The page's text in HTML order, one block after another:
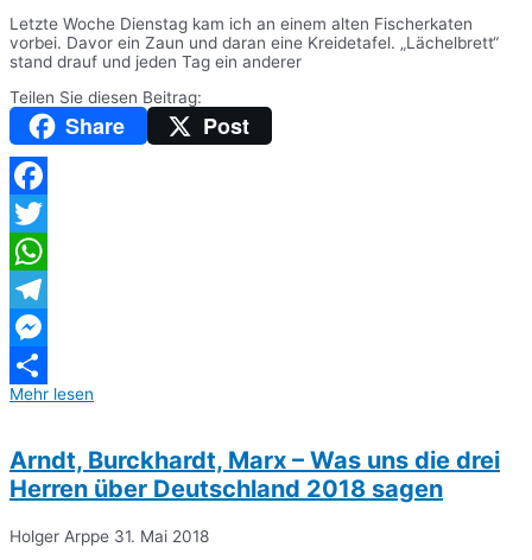
Letzte Woche Dienstag kam ich an einem alten Fischerkaten
vorbei. Davor ein Zaun und daran eine Kreidetafel. „Lächelbrett“
stand drauf und jeden Tag ein anderer
Teilen Sie diesen Beitrag:
Share Post
Facebook
Twitter
WhatsApp
Telegram
Messenger
Teilen
Mehr lesen
Arndt, Burckhardt, Marx – Was uns die drei
Herren über Deutschland 2018 sagen
Holger Arppe 31. Mai 2018